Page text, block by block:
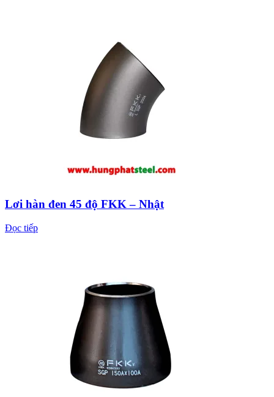
Lơi hàn đen 45 độ FKK – Nhật
Đọc tiếp